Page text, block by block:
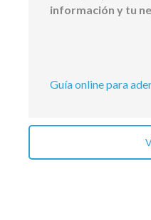
información y tu
Guía online para